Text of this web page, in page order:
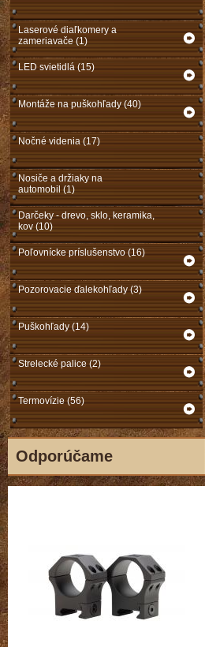
Laserové diaľkomery a
zameriavače (1)
LED svietidlá (15)
Montáže na puškohľady (40)
Nočné videnia (17)
Nosiče a držiaky na
automobil (1)
Darčeky - drevo, sklo, keramika,
kov (10)
Poľovnícke príslušenstvo (16)
Pozorovacie ďalekohľady (3)
Puškohľady (14)
Strelecké palice (2)
Termovízie (56)
Odporúčame